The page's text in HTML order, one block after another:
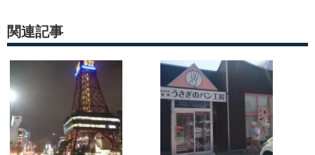
関連記事